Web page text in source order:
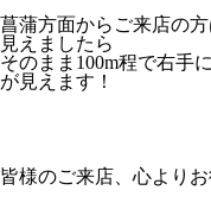
菖蒲方面からご来店の
見えましたら
そのまま100m程で右手
が見えます！
皆様のご来店、心よりお